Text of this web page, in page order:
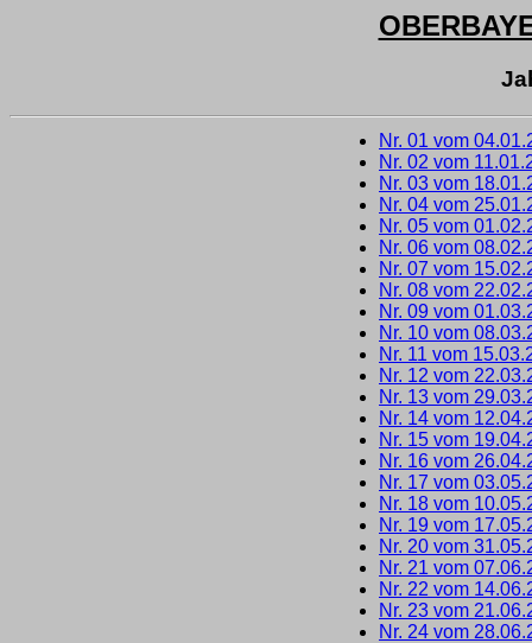
Nr. 01 vom
Nr. 02 vom
Nr. 03 vom
Nr. 04 vom
Nr. 05 vom
Nr. 06 vom
Nr. 07 vom
Nr. 08 vom
Nr. 09 vom
Nr. 10 vom
Nr. 11 vom
Nr. 12 vom
Nr. 13 vom
Nr. 14 vom
Nr. 15 vom
Nr. 16 vom
Nr. 17 vom
Nr. 18 vom
Nr. 19 vom
Nr. 20 vom
Nr. 21 vom
Nr. 22 vom
Nr. 23 vom
Nr. 24 vom